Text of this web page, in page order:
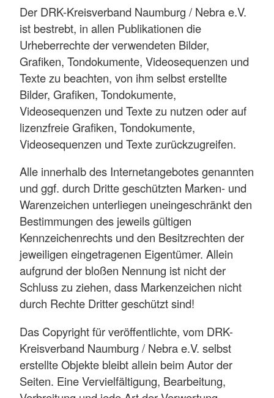
Der DRK-Kreisverband Naumburg / Nebra e.V.
ist bestrebt, in allen Publikationen die
Urheberrechte der verwendeten Bilder,
Grafiken, Tondokumente, Videosequenzen und
Texte zu beachten, von ihm selbst erstellte
Bilder, Grafiken, Tondokumente,
Videosequenzen und Texte zu nutzen oder auf
lizenzfreie Grafiken, Tondokumente,
Videosequenzen und Texte zurückzugreifen.
Alle innerhalb des Internetangebotes genannten
und ggf. durch Dritte geschützten Marken- und
Warenzeichen unterliegen uneingeschränkt den
Bestimmungen des jeweils gültigen
Kennzeichenrechts und den Besitzrechten der
jeweiligen eingetragenen Eigentümer. Allein
aufgrund der bloßen Nennung ist nicht der
Schluss zu ziehen, dass Markenzeichen nicht
durch Rechte Dritter geschützt sind!
Das Copyright für veröffentlichte, vom DRK-
Kreisverband Naumburg / Nebra e.V. selbst
erstellte Objekte bleibt allein beim Autor der
Seiten. Eine Vervielfältigung, Bearbeitung,